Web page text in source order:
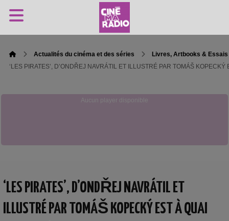
Actualités du cinéma et des séries
Livres, Artbooks & Essais
‘LES PIRATES’, D’ONDŘEJ NAVRÁTIL ET ILLUSTRÉ PAR TOMÁŠ
Aucun player disponible
‘LES PIRATES’, D’ONDŘEJ NAVRÁTIL ET
ILLUSTRÉ PAR TOMÁŠ KOPECKÝ EST À QUAI